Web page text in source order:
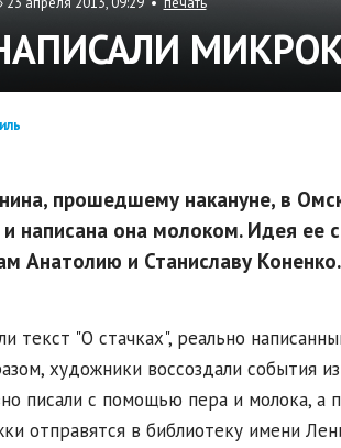
прошедшему накануне, в
написана она молоком. Идея ее
Анатолию и Станиславу Коненко.
текст "О стачках", реально
художники воссоздали события
писали с помощью пера и молока, а
отправятся в библиотеку имени